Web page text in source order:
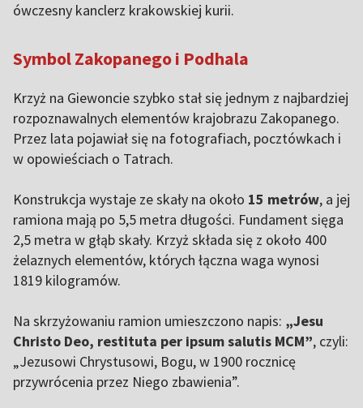
ówczesny kanclerz krakowskiej kurii.
Symbol Zakopanego i Podhala
Krzyż na Giewoncie szybko stał się jednym z najbardziej
rozpoznawalnych elementów krajobrazu Zakopanego.
Przez lata pojawiał się na fotografiach, pocztówkach i
w opowieściach o Tatrach.
Konstrukcja wystaje ze skały na około 15 metrów, a jej
ramiona mają po 5,5 metra długości. Fundament sięga
2,5 metra w głąb skały. Krzyż składa się z około 400
żelaznych elementów, których łączna waga wynosi
1819 kilogramów.
Na skrzyżowaniu ramion umieszczono napis: „Jesu
Christo Deo, restituta per ipsum salutis MCM”, czyli:
„Jezusowi Chrystusowi, Bogu, w 1900 rocznicę
przywrócenia przez Niego zbawienia”.